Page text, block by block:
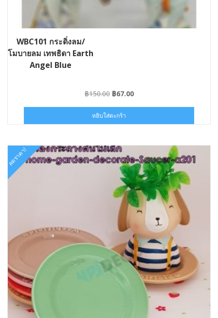
WBC101 กระดิ่งลม/
โมบายลม เทพธิดา Earth
Angel Blue
฿150.00 Original
was:
฿150.00.
฿67.00Current
฿67.00.
หยิบใส่ตะกร้า
ลดราคา!